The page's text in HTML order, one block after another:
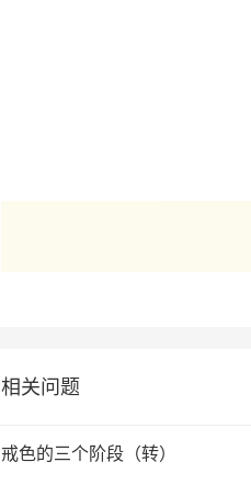
相关问题
戒色的三个阶段（转）